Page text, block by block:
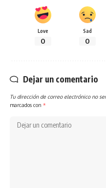
Love
0
Sad
0
Dejar un comentario
Tu dirección de correo electrónico no
marcados con *